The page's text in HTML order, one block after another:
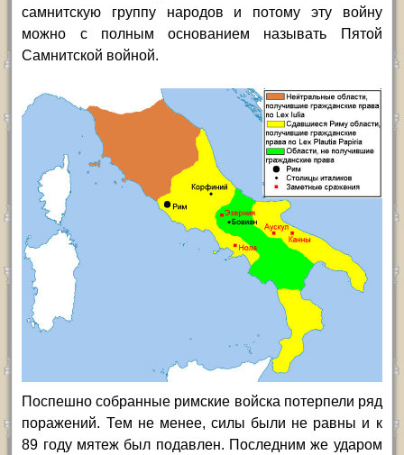
самнитскую группу народов и потому эту войну
можно с полным основанием называть Пятой
Самнитской войной.
Поспешно собранные римские войска потерпели ряд
поражений. Тем не менее, силы были не равны и к
89 году мятеж был подавлен. Последним же ударом